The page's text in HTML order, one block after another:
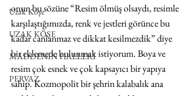
Uzak Köşe
UZAK KÖŞE
MADDENİN HALLERİ
PERVAZ
onun bu sözüne “Resim ölmüş olsaydı, resimle
karşılaştığımızda, renk ve jestleri görünce bu
kadar canlanmaz ve dikkat kesilmezdik” diye
bir eklemede bulunmak istiyorum. Boya ve
resim çok esnek ve çok kapsayıcı bir yapıya
sahip. Kozmopolit bir şehrin kalabalık ana